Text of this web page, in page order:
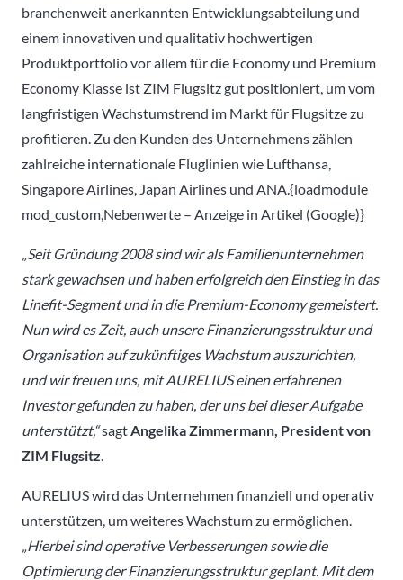
branchenweit anerkannten Entwicklungsabteilung und
einem innovativen und qualitativ hochwertigen
Produktportfolio vor allem für die Economy und Premium
Economy Klasse ist ZIM Flugsitz gut positioniert, um vom
langfristigen Wachstumstrend im Markt für Flugsitze zu
profitieren. Zu den Kunden des Unternehmens zählen
zahlreiche internationale Fluglinien wie Lufthansa,
Singapore Airlines, Japan Airlines und ANA.{loadmodule
mod_custom,Nebenwerte – Anzeige in Artikel (Google)}
„Seit Gründung 2008 sind wir als Familienunternehmen
stark gewachsen und haben erfolgreich den Einstieg in das
Linefit-Segment und in die Premium-Economy gemeistert.
Nun wird es Zeit, auch unsere Finanzierungsstruktur und
Organisation auf zukünftiges Wachstum auszurichten,
und wir freuen uns, mit AURELIUS einen erfahrenen
Investor gefunden zu haben, der uns bei dieser Aufgabe
unterstützt,“sagtAngelika Zimmermann, President von
ZIM Flugsitz.
AURELIUS wird das Unternehmen finanziell und operativ
unterstützen, um weiteres Wachstum zu ermöglichen.
„Hierbei sind operative Verbesserungen sowie die
Optimierung der Finanzierungsstruktur geplant. Mit dem